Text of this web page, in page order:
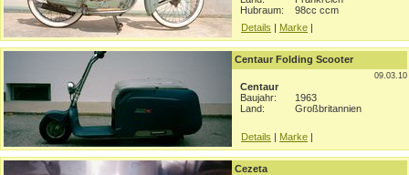
Hubraum:
98cc ccm
Details | Marke |
Centaur Folding Scooter
09.03.10
Centaur
Baujahr:
1963
Land:
Großbritannien
Details | Marke |
Cezeta